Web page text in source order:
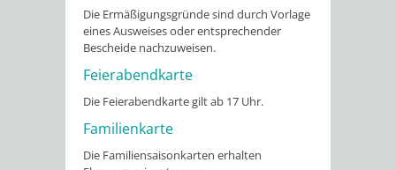
Die Ermäßigungsgründe sind durch Vorlage
eines Ausweises oder entsprechender
Bescheide nachzuweisen.
Feierabendkarte
Die Feierabendkarte gilt ab 17 Uhr.
Familienkarte
Die Familiensaisonkarten erhalten